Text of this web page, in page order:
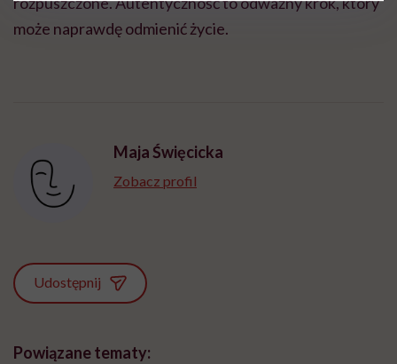
może naprawdę odmienić życie.
Maja Święcicka
Zobacz profil
Udostępnij
Powiązane tematy: